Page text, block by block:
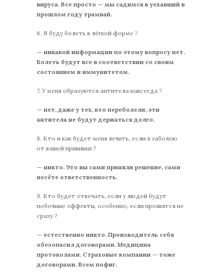
вируса. Все просто — мы садимся в уехавший в
прошлом году трамвай.
6. Я буду болеть в лёгкой форме ?
— никакой информации по этому вопросу нет.
Болеть будут все в соответствии со своим
состоянием и иммунитетом.
7. У меня образуются антитела навсегда ?
— нет, даже у тех, кто переболели, эти
антитела не будут держаться долго.
8. Кто и как будет меня лечить, если я заболею
от вашей прививки ?
— никто. Это вы сами приняли решение, сами
несёте ответственность.
9. Кто будет отвечать, если у людей будут
побочные эффекты, особенно, если проявятся не
сразу ?
— естественно никто. Производитель себя
обезопасил договорами. Медицина
протоколами. Страховые компании — тоже
договорами. Всем пофиг.